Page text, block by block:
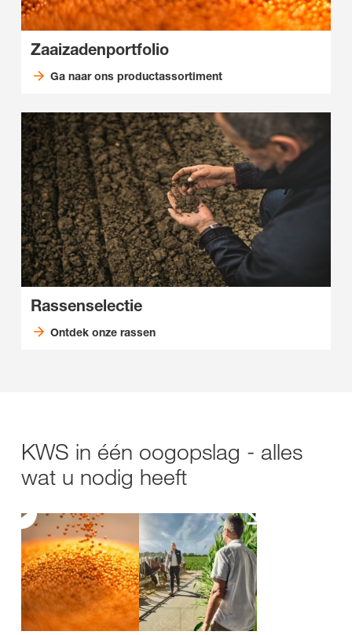
Zaaizadenportfolio
Ga naar ons productassortiment
Rassenselectie
Ontdek onze rassen
KWS in één oogopslag - alles
wat u nodig heeft